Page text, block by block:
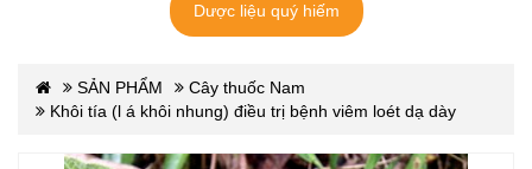
Dược liệu quý hiếm
SẢN PHẨM
Cây thuốc Nam
Khôi tía (l á khôi nhung) điều trị bệnh viêm loét dạ dày